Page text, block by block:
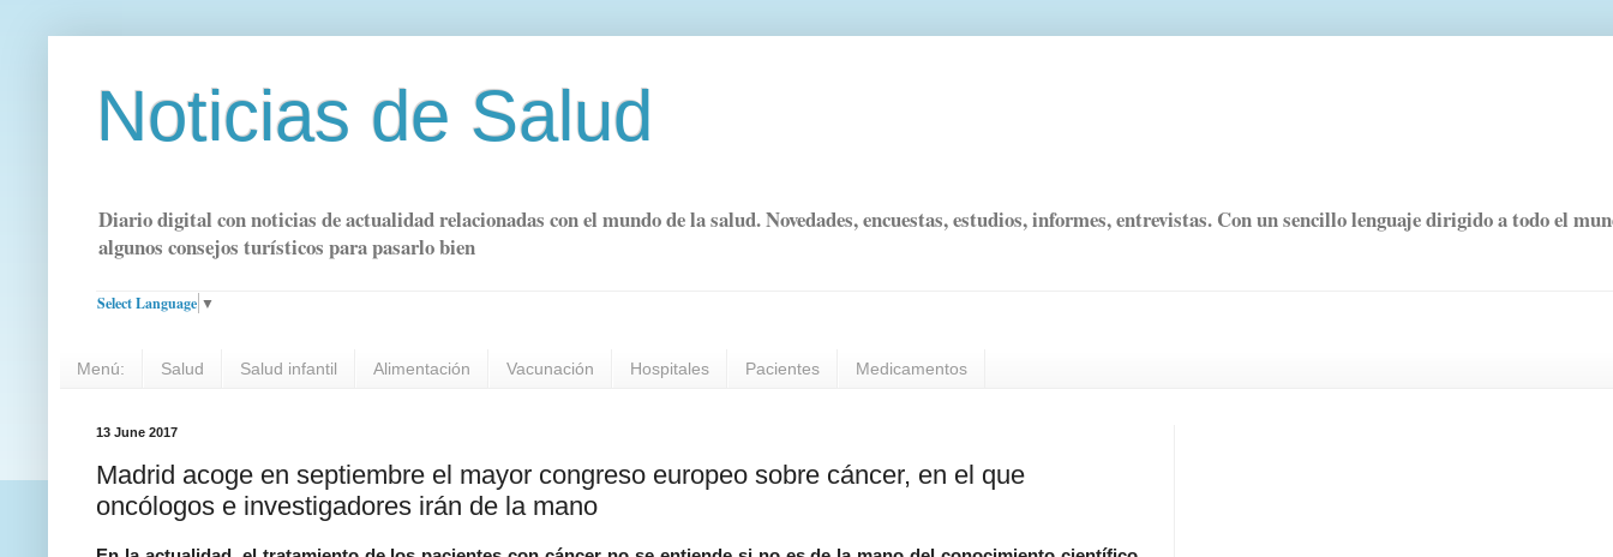
Noticias de Salud
Diario digital con noticias de actualidad relacionadas con el mundo de la salud. Novedades, encuestas, estudios, informes, entrevistas. Con un sencillo lenguaje dirigido a todo el
algunos consejos turísticos para pasarlo bien
Select Language ▼
Menú: Salud Salud infantil Alimentación Vacunación Hospitales Pacientes Medicamentos
13 June 2017
Madrid acoge en septiembre el mayor congreso europeo sobre cáncer, en el que
oncólogos e investigadores irán de la mano